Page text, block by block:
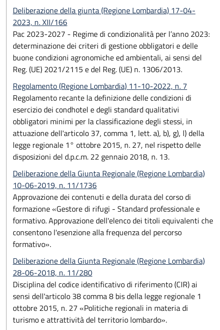
Deliberazione della giunta (Regione Lombardia) 17-04-
2023, n. XII/166
Pac 2023-2027 - Regime di condizionalità per l’anno 2023:
determinazione dei criteri di gestione obbligatori e delle
buone condizioni agronomiche ed ambientali, ai sensi del
Reg. (UE) 2021/2115 e del Reg. (UE) n. 1306/2013.
Regolamento (Regione Lombardia) 11-10-2022, n. 7
Regolamento recante la definizione delle condizioni di
esercizio dei condhotel e degli standard qualitativi
obbligatori minimi per la classificazione degli stessi, in
attuazione dell'articolo 37, comma 1, lett. a), b), g), l) della
legge regionale 1° ottobre 2015, n. 27, nel rispetto delle
disposizioni del d.p.c.m. 22 gennaio 2018, n. 13.
Deliberazione della Giunta Regionale (Regione Lombardia)
10-06-2019, n. 11/1736
Approvazione dei contenuti e della durata del corso di
formazione «Gestore di rifugi - Standard professionale e
formativo. Approvazione dell'elenco dei titoli equivalenti che
consentono l'esenzione alla frequenza del percorso
formativo».
Deliberazione della Giunta Regionale (Regione Lombardia)
28-06-2018, n. 11/280
Disciplina del codice identificativo di riferimento (CIR) ai
sensi dell'articolo 38 comma 8 bis della legge regionale 1
ottobre 2015, n. 27 «Politiche regionali in materia di
turismo e attrattività del territorio lombardo».